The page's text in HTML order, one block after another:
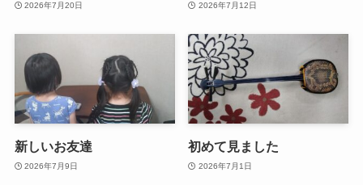
2026年7月20日 2026年7月12日
新しいお友達
2026年7月9日
初めて見ました
2026年7月1日